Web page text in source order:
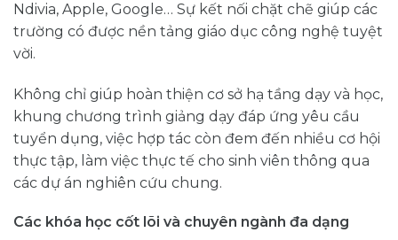
Ndivia, Apple, Google… Sự kết nối chặt chẽ giúp các
trường có được nền tảng giáo dục công nghệ tuyệt
vời.
Không chỉ giúp hoàn thiện cơ sở hạ tầng dạy và học,
khung chương trình giảng dạy đáp ứng yêu cầu
tuyển dụng, việc hợp tác còn đem đến nhiều cơ hội
thực tập, làm việc thực tế cho sinh viên thông qua
các dự án nghiên cứu chung.
Các khóa học cốt lõi và chuyên ngành đa dạng